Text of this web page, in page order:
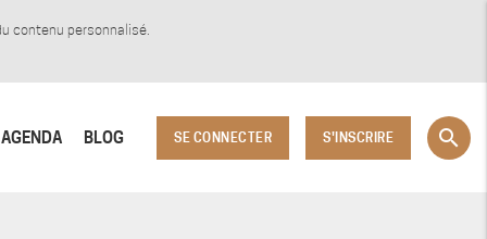
contenu personnalisé.
SE CONNECTER S'INSCRIRE search
AGENDA BLOG